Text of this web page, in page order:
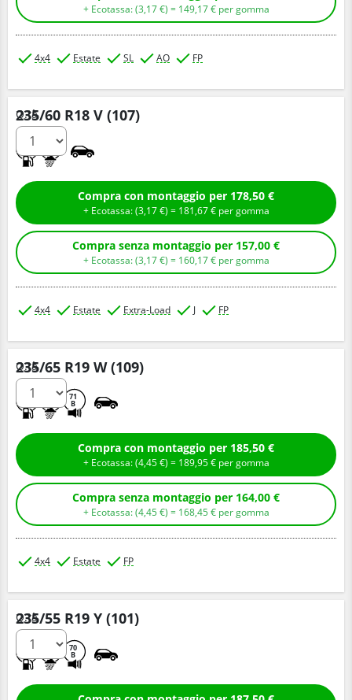
+ Ecotassa: (3,17€ ) = 149,17€ per gomma
4x4 Estate SL AO FP
235/60 R18 V (107)
Q.tà
Compra con montaggio per 178,50 €
+ Ecotassa: (3,17€ ) = 181,67€ per gomma
Compra senza montaggio per 157,00 €
+ Ecotassa: (3,17€ ) = 160,17€ per gomma
4x4 Estate Extra-Load J FP
235/65 R19 W (109)
71
B
Q.tà
Compra con montaggio per 185,50 €
+ Ecotassa: (4,45€ ) = 189,95€ per gomma
Compra senza montaggio per 164,00 €
+ Ecotassa: (4,45€ ) = 168,45€ per gomma
4x4 Estate FP
235/55 R19 Y (101)
70
B
Q.tà